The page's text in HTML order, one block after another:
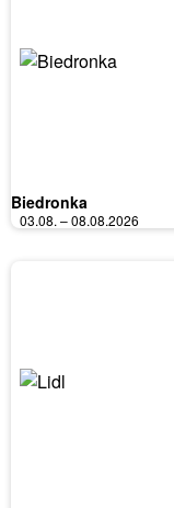
Biedronka
03.08. – 08.08.2026